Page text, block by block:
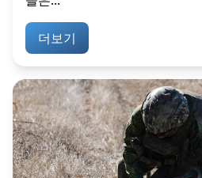
더보기